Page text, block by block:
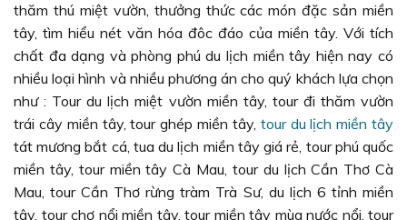
thăm thú miệt vườn, thưởng thức các món đặc sản miền
tây, tìm hiểu nét văn hóa đôc đáo của miền tây. Với tích
chất đa dạng và phòng phú du lịch miền tây hiện nay có
nhiều loại hình và nhiều phương án cho quý khách lựa chọn
như : Tour du lịch miệt vườn miền tây, tour đi thăm vườn
trái cây miền tây, tour ghép miền tây, tour du lịch miền tây
tát mương bắt cá, tua du lịch miền tây giá rẻ, tour phú quốc
miền tây, tour miền tây Cà Mau, tour du lịch Cần Thơ Cà
Mau, tour Cần Thơ rừng tràm Trà Sư, du lịch 6 tỉnh miền
tây, tour chợ nổi miền tây, tour miền tây mùa nước nổi, tour